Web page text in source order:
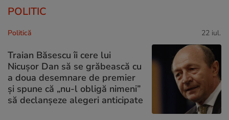
POLITIC
Politică 22 iul.
Traian Băsescu îi cere lui
Nicușor Dan să se grăbească cu
a doua desemnare de premier
și spune că „nu-l obligă nimeni”
să declanșeze alegeri anticipate